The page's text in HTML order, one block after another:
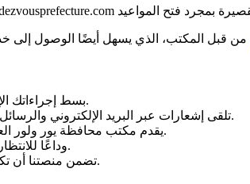
بسط إجراءاتك الإدارية بفضل نظام التنبيه الخاص بنا.
تلقى إشعارات عبر البريد الإلكتروني والرسائل النصية القصيرة بمجرد توفر موعد.
يقدم مكتب محافظة يور ولور العديد من الخدمات الإدارية الأساسية.
وداعًا للانتظارات الطويلة والزيارات غير المثمرة.
تضمن منصتنا أن تكون على علم فوري بالتوافر الجديد.